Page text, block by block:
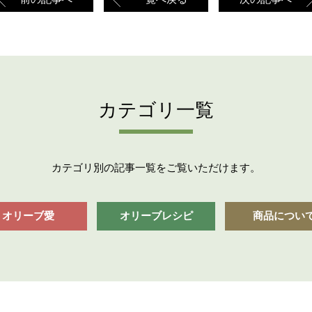
カテゴリ一覧
カテゴリ別の記事一覧をご覧いただけます。
オリーブ愛 オリーブレシピ 商品につい